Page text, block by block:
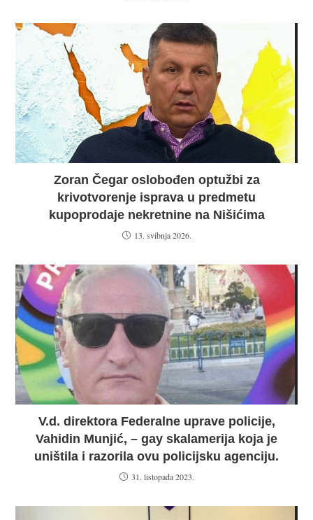
Zoran Čegar oslobođen optužbi za
krivotvorenje isprava u predmetu
kupoprodaje nekretnine na Nišićima
13. svibnja 2026.
V.d. direktora Federalne uprave policije,
Vahidin Munjić, – gay skalamerija koja je
uništila i razorila ovu policijsku agenciju.
31. listopada 2023.